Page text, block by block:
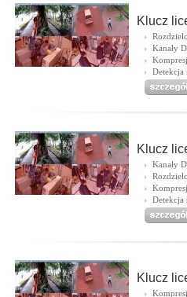
Klucz
Kanały
Detekcja
Klucz
Kanały
Detekcja
Klucz